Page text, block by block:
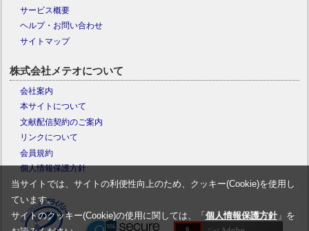
サービス概要
ヘルプ・お問い合わせ
サイトマップ
株式会社メテオについて
会社案内
本サイトについて
文献配信契約のご案内
リンクについて
会員規約
個人情報保護方針
当サイトでは、サイトの利便性向上のため、クッキー(Cookie)を使用し
ています。
サイトのクッキー(Cookie)の使用に関しては、「 個人情報保護方針」を